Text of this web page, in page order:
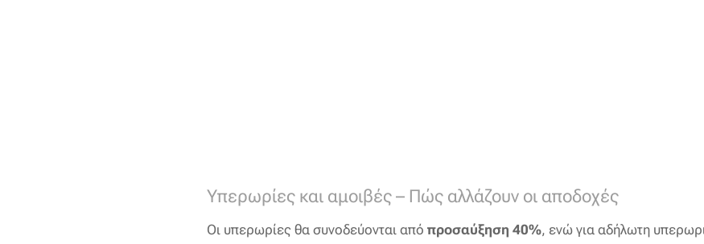
Υπερωρίες και αμοιβές – Πώς αλλάζουν οι αποδοχές
Οι υπερωρίες θα συνοδεύονται από προσαύξηση 40%, ενώ για αδήλωτη